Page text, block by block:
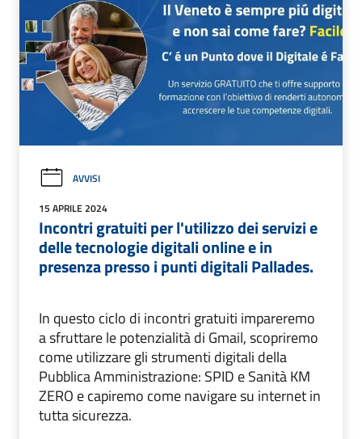
AVVISI
15 APRILE 2024
Incontri gratuiti per l'utilizzo dei servizi e
delle tecnologie digitali online e in
presenza presso i punti digitali Pallades.
In questo ciclo di incontri gratuiti impareremo
a sfruttare le potenzialità di Gmail, scopriremo
come utilizzare gli strumenti digitali della
Pubblica Amministrazione: SPID e Sanità KM
ZERO e capiremo come navigare su internet in
tutta sicurezza.